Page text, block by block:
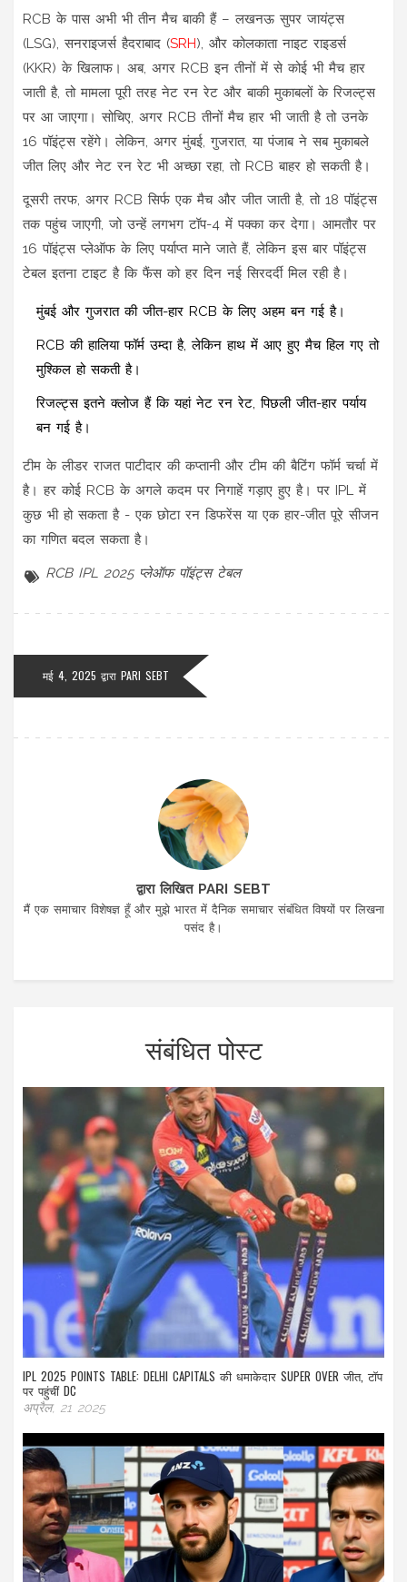
RCB के पास अभी भी तीन मैच बाकी हैं – लखनऊ सुपर जायंट्स
(LSG), सनराइजर्स हैदराबाद (SRH), और कोलकाता नाइट राइडर्स
(KKR) के खिलाफ। अब, अगर RCB इन तीनों में से कोई भी मैच हार
जाती है, तो मामला पूरी तरह नेट रन रेट और बाकी मुकाबलों के रिजल्ट्स
पर आ जाएगा। सोचिए, अगर RCB तीनों मैच हार भी जाती है तो उनके
16 पॉइंट्स रहेंगे। लेकिन, अगर मुंबई, गुजरात, या पंजाब ने सब मुकाबले
जीत लिए और नेट रन रेट भी अच्छा रहा, तो RCB बाहर हो सकती है।
दूसरी तरफ, अगर RCB सिर्फ एक मैच और जीत जाती है, तो 18 पॉइंट्स
तक पहुंच जाएगी, जो उन्हें लगभग टॉप-4 में पक्का कर देगा। आमतौर पर
16 पॉइंट्स प्लेऑफ के लिए पर्याप्त माने जाते हैं, लेकिन इस बार पॉइंट्स
टेबल इतना टाइट है कि फैंस को हर दिन नई सिरदर्दी मिल रही है।
मुंबई और गुजरात की जीत-हार RCB के लिए अहम बन गई है।
RCB की हालिया फॉर्म उम्दा है, लेकिन हाथ में आए हुए मैच हिल गए तो
मुश्किल हो सकती है।
रिजल्ट्स इतने क्लोज हैं कि यहां नेट रन रेट, पिछली जीत-हार पर्याय
बन गई है।
टीम के लीडर राजत पाटीदार की कप्तानी और टीम की बैटिंग फॉर्म चर्चा में
है। हर कोई RCB के अगले कदम पर निगाहें गड़ाए हुए है। पर IPL में
कुछ भी हो सकता है - एक छोटा रन डिफरेंस या एक हार-जीत पूरे सीजन
का गणित बदल सकता है।
RCB IPL 2025 प्लेऑफ पॉइंट्स टेबल
मई 4, 2025 द्वारा PARI SEBT
द्वारा लिखित PARI SEBT
मैं एक समाचार विशेषज्ञ हूँ और मुझे भारत में दैनिक समाचार संबंधित विषयों पर लिखना
पसंद है।
संबंधित पोस्ट
IPL 2025 POINTS TABLE: DELHI CAPITALS की धमाकेदार SUPER OVER जीत, टॉप
पर पहुंचीं DC
अप्रैल, 21 2025